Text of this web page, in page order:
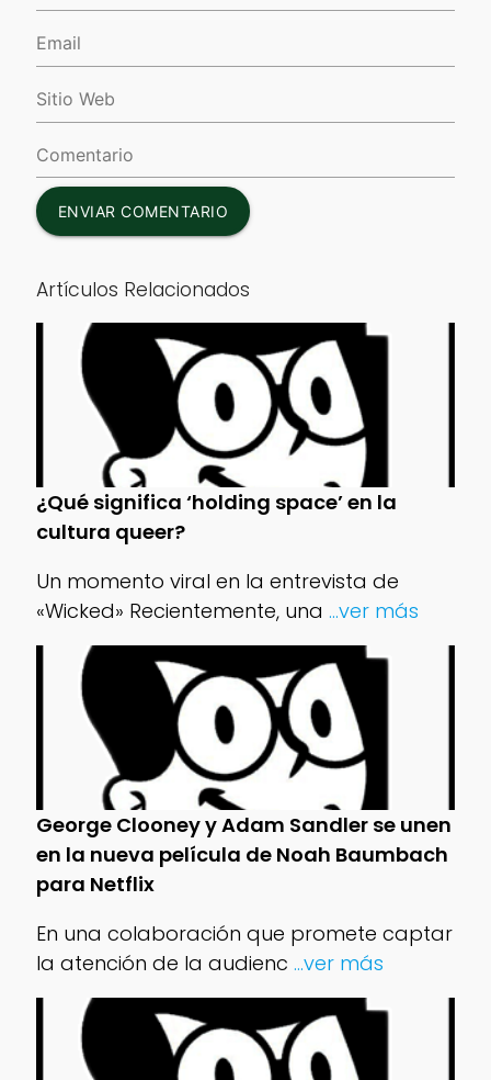
ENVIAR COMENTARIO
Artículos Relacionados
¿Qué significa ‘holding space’ en la
cultura queer?
Un momento viral en la entrevista de
«Wicked» Recientemente, una ...ver más
George Clooney y Adam Sandler se unen
en la nueva película de Noah Baumbach
para Netflix
En una colaboración que promete captar
la atención de la audienc ...ver más